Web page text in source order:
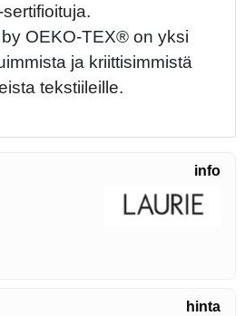
OEKO-TEX® on yksi
ja kriittisimmistä
tekstiileille.
info
hinta